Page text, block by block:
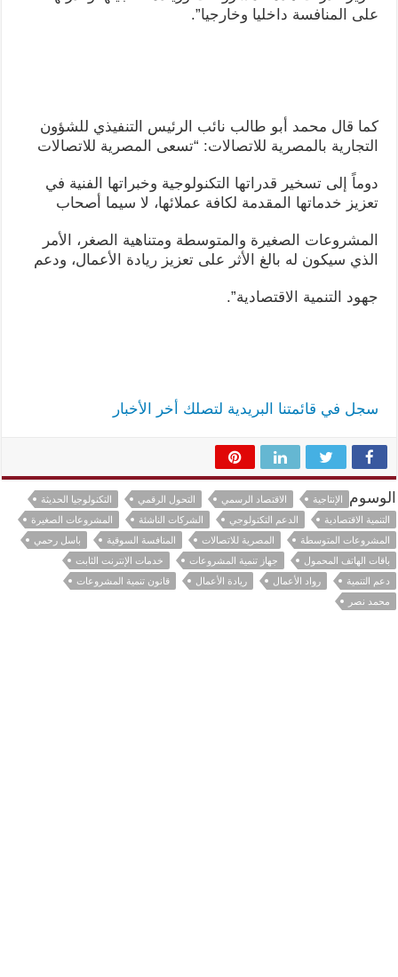
على المنافسة داخليا وخارجيا”.
كما قال محمد أبو طالب نائب الرئيس التنفيذي للشؤون
التجارية بالمصرية للاتصالات: “تسعى المصرية للاتصالات
دوماً إلى تسخير قدراتها التكنولوجية وخبراتها الفنية في
تعزيز خدماتها المقدمة لكافة عملائها، لا سيما أصحاب
المشروعات الصغيرة والمتوسطة ومتناهية الصغر، الأمر
الذي سيكون له بالغ الأثر على تعزيز ريادة الأعمال، ودعم
جهود التنمية الاقتصادية”.
سجل في قائمتنا البريدية لتصلك أخر الأخبار
الوسوم الإنتاجية الاقتصاد الرسمي التحول الرقمي
التكنولوجيا الحديثة
التنمية الاقتصادية
الدعم التكنولوجي الشركات الناشئة
المشروعات الصغيرة
المشروعات المتوسطة
المصرية للاتصالات المنافسة السوقية
باسل رحمي
باقات الهاتف المحمول
جهاز تنمية المشروعات
خدمات الإنترنت الثابت
دعم التنمية
رواد الأعمال ريادة الأعمال
قانون تنمية المشروعات
محمد نصر